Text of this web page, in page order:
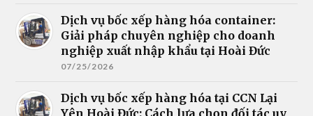
Dịch vụ bốc xếp hàng hóa container:
Giải pháp chuyên nghiệp cho doanh
nghiệp xuất nhập khẩu tại Hoài Đức
07/25/2026
Dịch vụ bốc xếp hàng hóa tại CCN Lại
Yên Hoài Đức: Cách lựa chọn đối tác uy